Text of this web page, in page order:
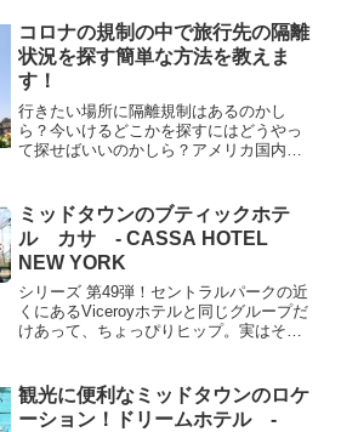
一方他州は感染率が再び高まる状態が続
いているため...
コロナの規制の中で旅行先の隔離
状況を探す簡単な方法を教えま
す！
行きたい場所に隔離規制はあるのかし
ら？今いけるどこかを探すにはどうやっ
て探せばいいのかしら？アメリカ国内で
違う国へいかなければならなくなった場
合、どのような隔離条件があ...
ミッドタウンのブティックホテ
ル カサ - CASSA HOTEL
NEW YORK
シリーズ 第49弾！セントラルパークの近
くにあるViceroyホテルと同じグループだ
けあって、ちょっぴりヒップ。実はその
あるが、「ホテル カサ（カッサ）」は
意外...
観光に便利なミッドタウンのロケ
ーション！ドリームホテル -